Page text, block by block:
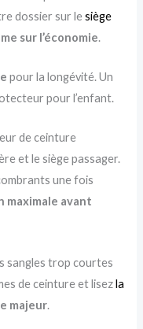
dossier sur lesiège
sur l’économie.
pour la longévité. Un
pour l’enfant.
de ceinture
et le siège passager.
une fois
maximale avant
sangles trop courtes
de ceinture et lisezla
majeur.